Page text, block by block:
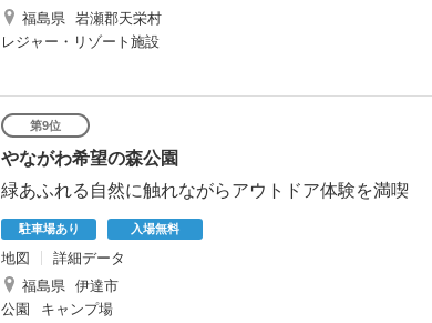
福島県 岩瀬郡天栄村
レジャー・リゾート施設
第9位
やながわ希望の森公園
緑あふれる自然に触れながらアウトドア体験を満喫
駐車場あり 入場無料
地図
詳細データ
福島県 伊達市
公園
キャンプ場